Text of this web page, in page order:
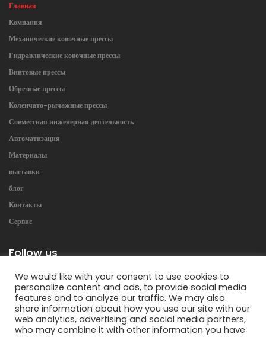
Главная
Компания
Механические ковочные прессы
Гидравлические ковочные прессы
Винтовые прессы
Обрезные прессы
Коленчато-рычажные прессы
Совместная инженерная деятельность
Автоматизация
Материалы
выставки
блог
Контакты
Сервис
Follow us
We would like with your consent to use cookies to
personalize content and ads, to provide social media
features and to analyze our traffic. We may also
share information about how you use our site with our
web analytics, advertising and social media partners,
who may combine it with other information you have